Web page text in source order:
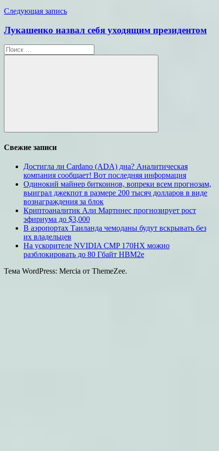
Следующая запись
Лукашенко назвал себя уходящим президентом
Поиск
для:
Поиск
Свежие записи
Достигла ли Cardano (ADA) дна? Аналитическая
компания сообщает! Вот последняя информация
Одинокий майнер биткоинов, вопреки всем прогнозам,
выиграл джекпот в размере 200 тысяч долларов в виде
вознаграждения за блок
Криптоаналитик Али Мартинес прогнозирует рост
эфириума до $3,000
В аэропортах Таиланда чемоданы будут вскрывать без
их владельцев
На ускорителе NVIDIA CMP 170HX можно
разблокировать до 80 Гбайт HBM2e
Тема WordPress: Mercia от ThemeZee.